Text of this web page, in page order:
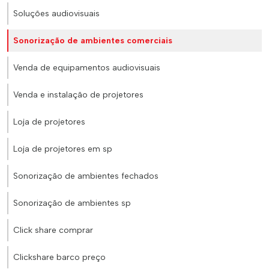
Soluções audiovisuais
Sonorização de ambientes comerciais
Venda de equipamentos audiovisuais
Venda e instalação de projetores
Loja de projetores
Loja de projetores em sp
Sonorização de ambientes fechados
Sonorização de ambientes sp
Click share comprar
Clickshare barco preço